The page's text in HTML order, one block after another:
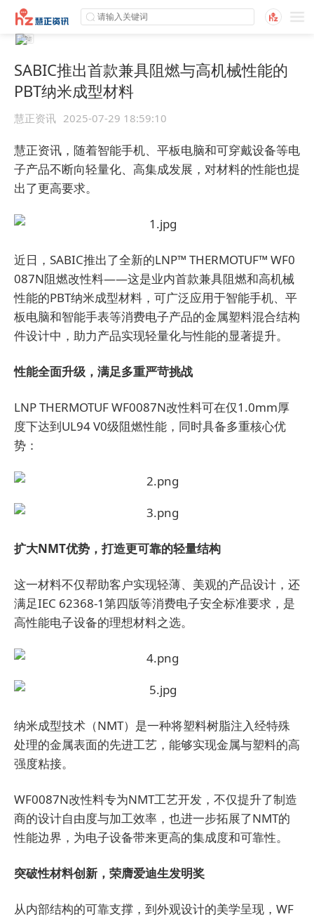
SABIC推出首款兼具阻燃与高机械性能的
PBT纳米成型材料
慧正资讯 2025-07-29 18:59:10
慧正资讯，随着智能手机、平板电脑和可穿戴设备等电
子产品不断向轻量化、高集成发展，对材料的性能也提
出了更高要求。
近日，SABIC推出了全新的LNP™ THERMOTUF™ WF0
087N阻燃改性料——这是业内首款兼具阻燃和高机械
性能的PBT纳米成型材料，可广泛应用于智能手机、平
板电脑和智能手表等消费电子产品的金属塑料混合结构
件设计中，助力产品实现轻量化与性能的显著提升。
性能全面升级，满足多重严苛挑战
LNP THERMOTUF WF0087N改性料可在仅1.0mm厚
度下达到UL94 V0级阻燃性能，同时具备多重核心优
势：
扩大NMT优势，打造更可靠的轻量结构
这一材料不仅帮助客户实现轻薄、美观的产品设计，还
满足IEC 62368-1第四版等消费电子安全标准要求，是
高性能电子设备的理想材料之选。
纳米成型技术（NMT）是一种将塑料树脂注入经特殊
处理的金属表面的先进工艺，能够实现金属与塑料的高
强度粘接。
WF0087N改性料专为NMT工艺开发，不仅提升了制造
商的设计自由度与加工效率，也进一步拓展了NMT的
性能边界，为电子设备带来更高的集成度和可靠性。
突破性材料创新，荣膺爱迪生发明奖
从内部结构的可靠支撑，到外观设计的美学呈现，WF